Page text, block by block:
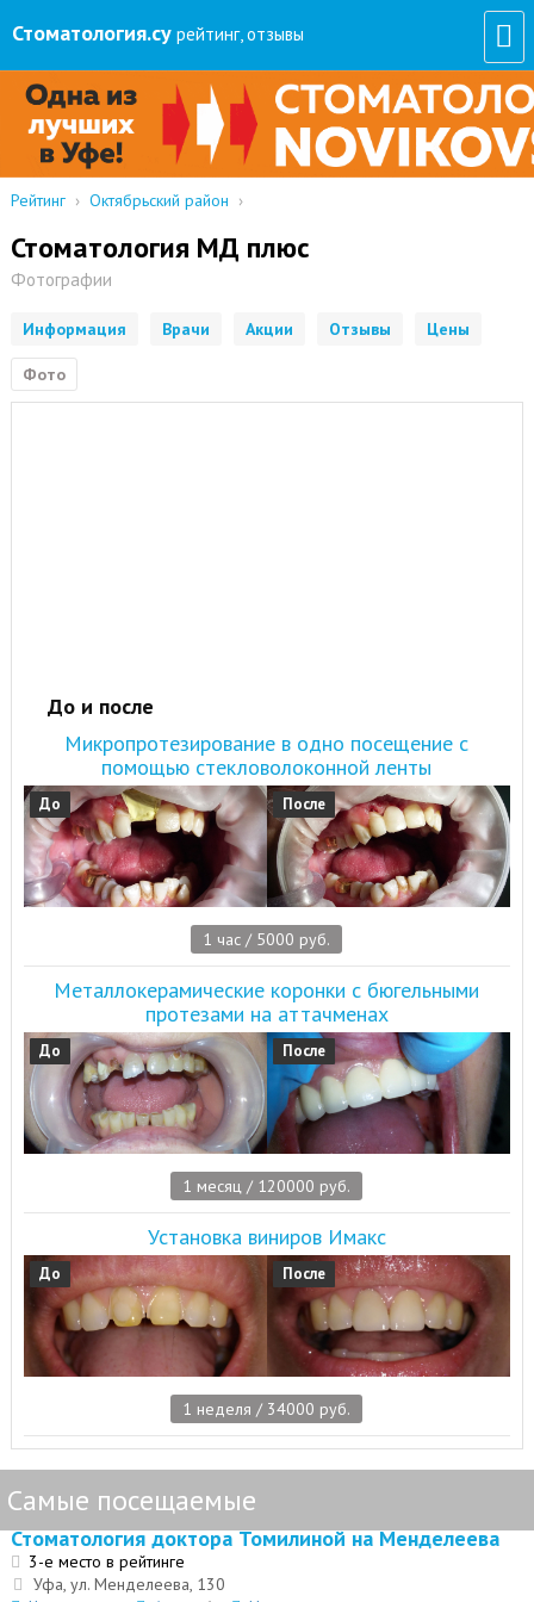
Стоматология.су рейтинг, отзывы
Рейтинг › Октябрьский район ›
Стоматология МД плюс
Фотографии
Информация Врачи Акции Отзывы Цены
Фото
До и после
Микропротезирование в одно посещение с
помощью стекловолоконной ленты
До После
1 час / 5000 руб.
Металлокерамические коронки с бюгельными
протезами на аттачменах
До После
1 месяц / 120000 руб.
Установка виниров Имакс
До После
1 неделя / 34000 руб.
Самые посещаемые
Стоматология доктора Томилиной на Менделеева
3-е место в рейтинге
Уфа, ул. Менделеева, 130